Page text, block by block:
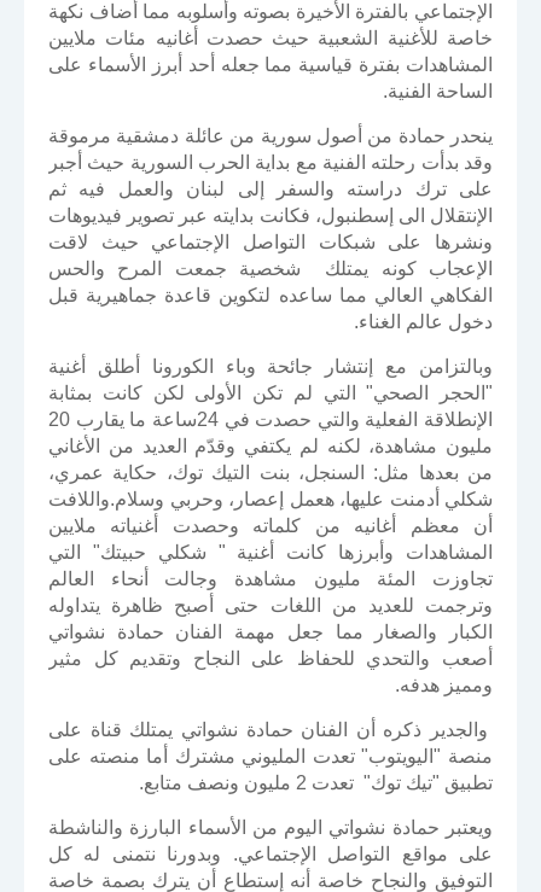
الإجتماعي بالفترة الأخيرة بصوته وأسلوبه مما أضاف نكهة
خاصة للأغنية الشعبية حيث حصدت أغانيه مئات ملايين
المشاهدات بفترة قياسية مما جعله أحد أبرز الأسماء على
الساحة الفنية.
ينحدر حمادة من أصول سورية من عائلة دمشقية مرموقة
وقد بدأت رحلته الفنية مع بداية الحرب السورية حيث أجبر
على ترك دراسته والسفر إلى لبنان والعمل فيه ثم
الإنتقلال الى إسطنبول، فكانت بدايته عبر تصوير فيديوهات
ونشرها على شبكات التواصل الإجتماعي حيث لاقت
الإعجاب كونه يمتلك شخصية جمعت المرح والحس
الفكاهي العالي مما ساعده لتكوين قاعدة جماهيرية قبل
دخول عالم الغناء.
وبالتزامن مع إنتشار جائحة وباء الكورونا أطلق أغنية
"الحجر الصحي" التي لم تكن الأولى لكن كانت بمثابة
الإنطلاقة الفعلية والتي حصدت في 24ساعة ما يقارب 20
مليون مشاهدة، لكنه لم يكتفي وقدّم العديد من الأغاني
من بعدها مثل: السنجل، بنت التيك توك، حكاية عمري،
شكلي أدمنت عليها، هعمل إعصار، وحربي وسلام.واللافت
أن معظم أغانيه من كلماته وحصدت أغنياته ملايين
المشاهدات وأبرزها كانت أغنية " شكلي حبيتك" التي
تجاوزت المئة مليون مشاهدة وجالت أنحاء العالم
وترجمت للعديد من اللغات حتى أصبح ظاهرة يتداوله
الكبار والصغار مما جعل مهمة الفنان حمادة نشواتي
أصعب والتحدي للحفاظ على النجاح وتقديم كل مثير
ومميز هدفه.
والجدير ذكره أن الفنان حمادة نشواتي يمتلك قناة على
منصة "اليويتوب" تعدت المليوني مشترك أما منصته على
تطبيق "تيك توك" تعدت 2 مليون ونصف متابع.
ويعتبر حمادة نشواتي اليوم من الأسماء البارزة والناشطة
على مواقع التواصل الإجتماعي. وبدورنا نتمنى له كل
التوفيق والنجاح خاصة أنه إستطاع أن يترك بصمة خاصة